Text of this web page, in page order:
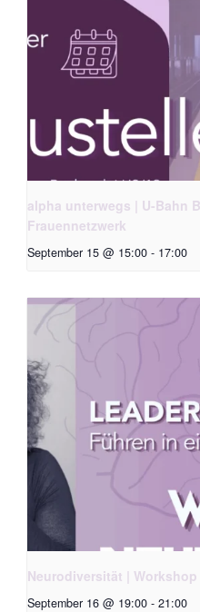
alpha unterwegs | U-Bahn
Frauennetzwerk
September 15 @ 15:00 - 17:00
Neurodiversität |
September 16 @ 19:00 - 21:00